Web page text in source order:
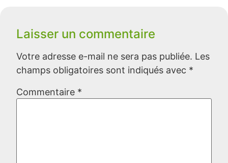
Laisser un commentaire
Votre adresse e-mail ne sera pas publiée. Les
champs obligatoires sont indiqués avec *
Commentaire *